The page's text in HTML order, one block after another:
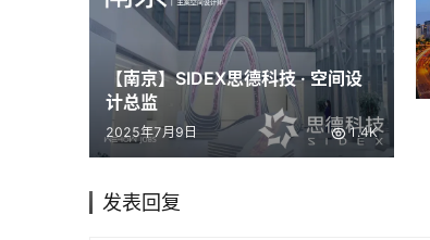
【南京】SIDEX思德科技 · 空间设
计总监
2025年7月9日 1.4K
发表回复